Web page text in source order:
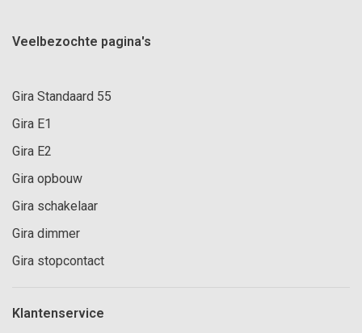
Veelbezochte pagina's
Gira Standaard 55
Gira E1
Gira E2
Gira opbouw
Gira schakelaar
Gira dimmer
Gira stopcontact
Klantenservice